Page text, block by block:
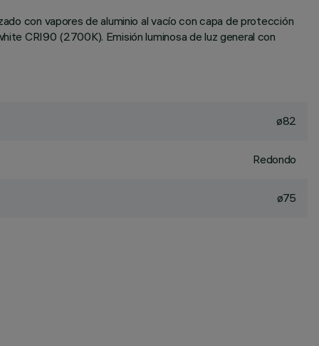
con vapores de aluminio al vacío con capa de protección
CRI90 (2700K). Emisión luminosa de luz general con
ø82
Redondo
ø75